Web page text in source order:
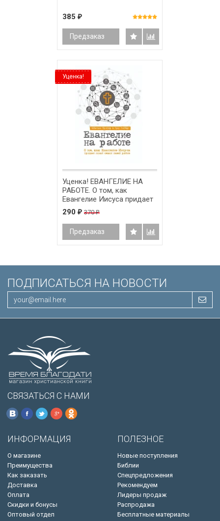
385 ₽
Предзаказ
Уценка!
Уценка! ЕВАНГЕЛИЕ НА
РАБОТЕ. О том, как
Евангелие Иисуса придает
новый смысл нашей
работе. Себастьян Трейтер
и Грег Гилберт
290 ₽ 370₽
Предзаказ
ПОДПИСАТЬСЯ НА НОВОСТИ
СВЯЗАТЬСЯ С НАМИ
ИНФОРМАЦИЯ
О магазине
Преимущества
Как заказать
Доставка
Оплата
Скидки и бонусы
Оптовый отдел
ПОЛЕЗНОЕ
Новые поступления
Библии
Спецпредложения
Рекомендуем
Лидеры продаж
Распродажа
Бесплатные материалы